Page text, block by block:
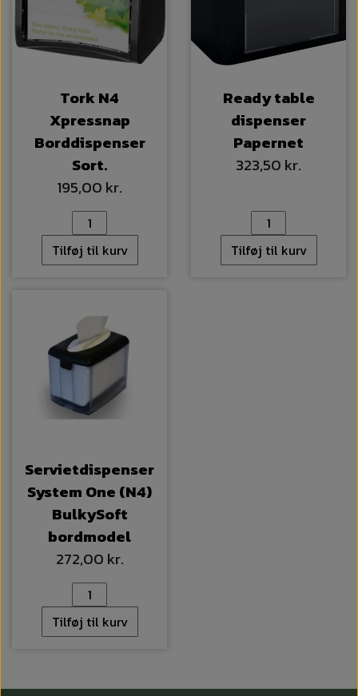
Tork N4
Xpressnap
Borddispenser
Sort.
195,00 kr.
Tilføj til kurv
Ready table
dispenser
Papernet
323,50 kr.
Tilføj til kurv
Servietdispenser
System One (N4)
BulkySoft
bordmodel
272,00 kr.
Tilføj til kurv